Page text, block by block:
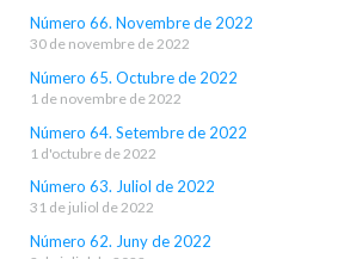
Número 66. Novembre de 2022
30 de novembre de 2022
Número 65. Octubre de 2022
1 de novembre de 2022
Número 64. Setembre de 2022
1 d'octubre de 2022
Número 63. Juliol de 2022
31 de juliol de 2022
Número 62. Juny de 2022